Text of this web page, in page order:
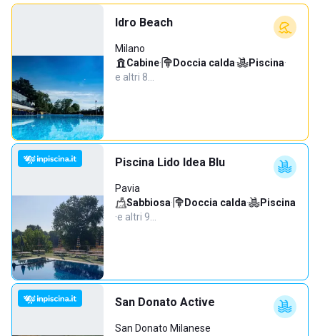
Idro Beach
Milano
Cabine· Doccia calda· Piscina·
e altri 8…
Piscina Lido Idea Blu
Pavia
Sabbiosa· Doccia calda·
Piscina
·e altri 9…
San Donato Active
San Donato Milanese